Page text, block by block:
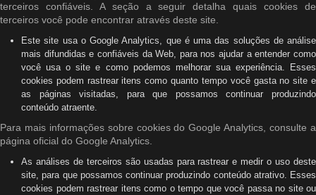
terceiros confiáveis. A seção a seguir detalha quais cookies de
terceiros você pode encontrar através deste site.
Este site usa o Google Analytics, que é uma das soluções de análise
mais difundidas e confiáveis ​​da Web, para nos ajudar a entender como
você usa o site e como podemos melhorar sua experiência. Esses
cookies podem rastrear itens como quanto tempo você gasta no site e
as páginas visitadas, para que possamos continuar produzindo
conteúdo atraente.
Para mais informações sobre cookies do Google Analytics, consulte a
página oficial do Google Analytics.
As análises de terceiros são usadas para rastrear e medir o uso deste
site, para que possamos continuar produzindo conteúdo atrativo. Esses
cookies podem rastrear itens como o tempo que você passa no site ou